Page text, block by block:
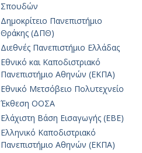
Σπουδών
Δημοκρίτειο Πανεπιστήμιο
Θράκης (ΔΠΘ)
Διεθνές Πανεπιστήμιο Ελλάδας
Εθνικό και Καποδιστριακό
Πανεπιστήμιο Αθηνών (ΕΚΠΑ)
Εθνικό Μετσόβειο Πολυτεχνείο
Έκθεση ΟΟΣΑ
Ελάχιστη Βάση Εισαγωγής (ΕΒΕ)
Ελληνικό Καποδιστριακό
Πανεπιστήμιο Αθηνών (ΕΚΠΑ)